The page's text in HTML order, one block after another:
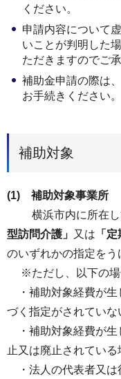
ください。
申請内容について
いことが判明した
ただきますのでご
補助金申請の際は
お手続きください。
補助対象
(1) 補助対象事業所
横浜市内に所在し
型訪問介護」 又は 「
のいずれかの指定を
※ただし、以下の場
・補助対象経費が生
づく指定がされていな
・補助対象経費が生
止又は廃止されている
・法人の代表者又は